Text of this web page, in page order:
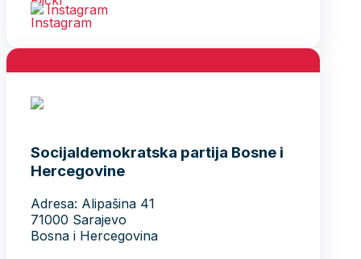
Instagram
Socijaldemokratska partija Bosne i
Hercegovine
Adresa: Alipašina 41
71000 Sarajevo
Bosna i Hercegovina